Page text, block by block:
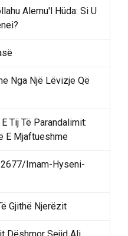
Alemu'l Hüda: Si U
Nga Një Lëvizje Që
Tij Të Parandalimit:
E Mjaftueshme
Imam-Hyseni-
Gjithë Njerëzit